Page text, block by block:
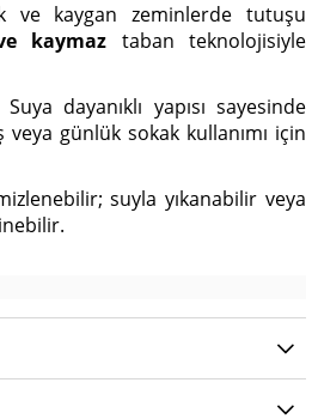
ve kaygan zeminlerde tutuşu
kaymaz taban teknolojisiyle
Suya dayanıklı yapısı sayesinde
veya günlük sokak kullanımı için
suyla yıkanabilir veya